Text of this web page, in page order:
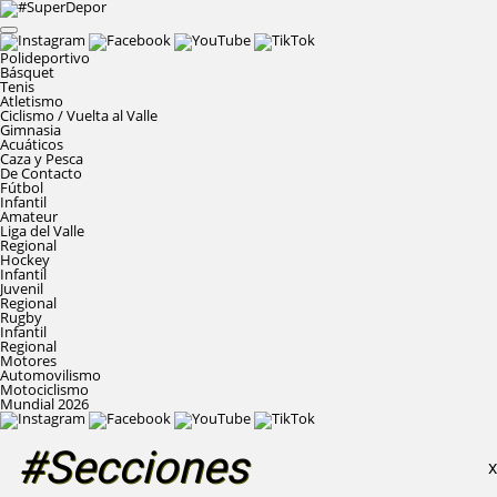
Polideportivo
Básquet
Tenis
Atletismo
Ciclismo / Vuelta al Valle
Gimnasia
Acuáticos
Caza y Pesca
De Contacto
Fútbol
Infantil
Amateur
Liga del Valle
Regional
Hockey
Infantil
Juvenil
Regional
Rugby
Infantil
Regional
Motores
Automovilismo
Motociclismo
Mundial 2026
#Secciones X